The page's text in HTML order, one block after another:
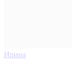
Ирина